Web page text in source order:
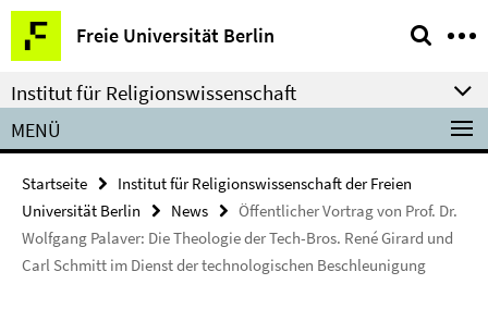
Springe
direkt
zu
Inhalt
Freie Universität Berlin
Service-
Navigation
Institut für Religionswissenschaft
MENÜ
Startseite
Institut für Religionswissenschaft der Freien
Universität Berlin
News
Öffentlicher Vortrag von Prof. Dr.
Wolfgang Palaver: Die Theologie der Tech-Bros. René Girard und
Carl Schmitt im Dienst der technologischen Beschleunigung